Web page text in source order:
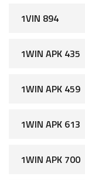
1VIN 894
1WIN APK 435
1WIN APK 459
1WIN APK 613
1WIN APK 700